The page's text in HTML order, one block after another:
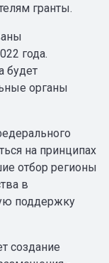
гранты.
года.
будет
органы
на принципах
отбор регионы
в
поддержку
создание